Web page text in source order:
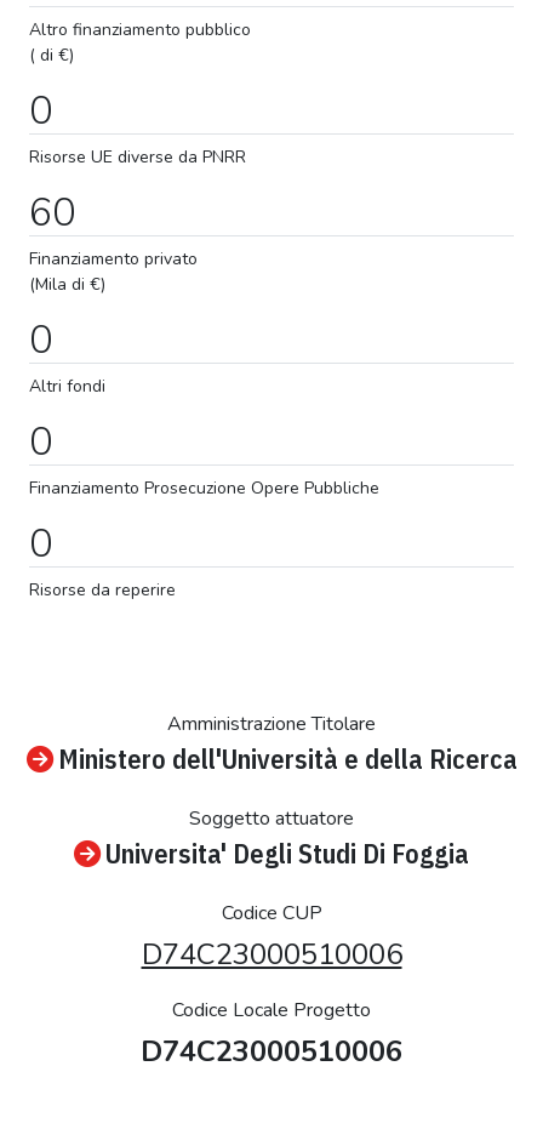
Altro finanziamento pubblico
( di €)
0
Risorse UE diverse da PNRR
60
Finanziamento privato
(Mila di €)
0
Altri fondi
0
Finanziamento Prosecuzione Opere Pubbliche
0
Risorse da reperire
Amministrazione Titolare
Ministero dell'Università e della Ricerca
Soggetto attuatore
Universita' Degli Studi Di Foggia
Codice CUP
D74C23000510006
Codice Locale Progetto
D74C23000510006